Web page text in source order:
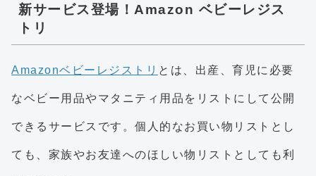
新サービス登場！Amazon ベビーレジス
トリ
Amazonベビーレジストリ とは、出産、育児に必要
なベビー用品やマタニティ用品をリストにして公開
できるサービスです。個人的なお買い物リストとし
ても、家族やお友達へのほしい物リストとしても利